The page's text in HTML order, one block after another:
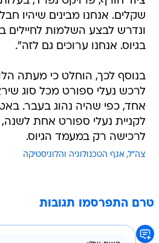
שקלים. אנחנו מבינים שיהיו
ונדרש לבצע השלמות לחיילים
בגיוס. אנחנו ערוכים גם לזה".
בנוסף לכך, הוחלט כי מעתה
לרכש נעלי ספורט מכל סוג
אחד, כפי שהיה נהוג בעבר.
לקניית נעלי ספורט אחת לשנה,
לרכישה רק במעמד הגיוס.
צה"ל אגף הטכנולוגיה והלוגיסטיקה
טרם התפרסמו תגובות